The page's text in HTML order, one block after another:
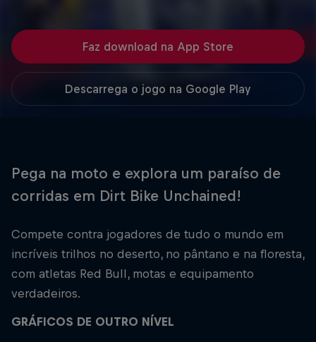
Faz download na App Store
Descarrega o jogo na Google Play
Pega na moto e explora um paraíso de
corridas em Dirt Bike Unchained!
Compete contra jogadores de tudo o mundo em
incríveis trilhos no deserto, no pântano e na floresta,
com atletas Red Bull, motas e equipamento
verdadeiros.
GRÁFICOS DE OUTRO NÍVEL